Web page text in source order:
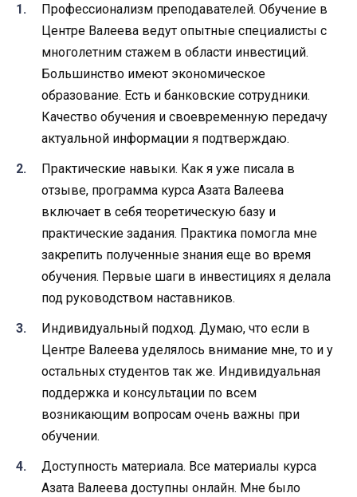
Профессионализм преподавателей. Обучение в
Центре Валеева ведут опытные специалисты с
многолетним стажем в области инвестиций.
Большинство имеют экономическое
образование. Есть и банковские сотрудники.
Качество обучения и своевременную передачу
актуальной информации я подтверждаю.
Практические навыки. Как я уже писала в
отзыве, программа курса Азата Валеева
включает в себя теоретическую базу и
практические задания. Практика помогла мне
закрепить полученные знания еще во время
обучения. Первые шаги в инвестициях я делала
под руководством наставников.
Индивидуальный подход. Думаю, что если в
Центре Валеева уделялось внимание мне, то и у
остальных студентов так же. Индивидуальная
поддержка и консультации по всем
возникающим вопросам очень важны при
обучении.
Доступность материала. Все материалы курса
Азата Валеева доступны онлайн. Мне было